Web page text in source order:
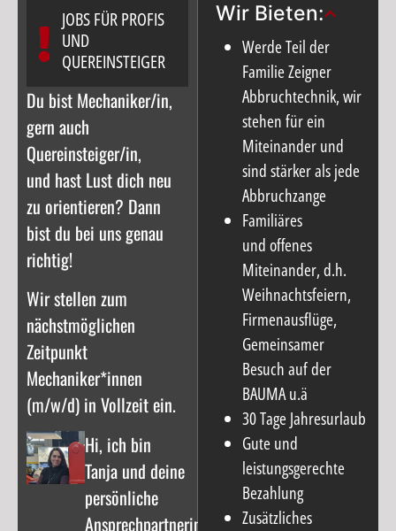
JOBS FÜR PROFIS
UND
QUEREINSTEIGER
Du bist Mechaniker/in,
gern auch
Quereinsteiger/in,
und hast Lust dich neu
zu orientieren? Dann
bist du bei uns genau
richtig!
Wir stellen zum
nächstmöglichen
Zeitpunkt
Mechaniker*innen
(m/w/d) in Vollzeit ein.
Hi, ich bin
Tanja und deine
persönliche
Ansprechpartnerin.
Wir Bieten:
Werde Teil der
Familie Zeigner
Abbruchtechnik, wir
stehen für ein
Miteinander und
sind stärker als jede
Abbruchzange
Familiäres
und offenes
Miteinander, d.h.
Weihnachtsfeiern,
Firmenausflüge,
Gemeinsamer
Besuch auf der
BAUMA u.ä
30 Tage Jahresurlaub
Gute und
leistungsgerechte
Bezahlung
Zusätzliches